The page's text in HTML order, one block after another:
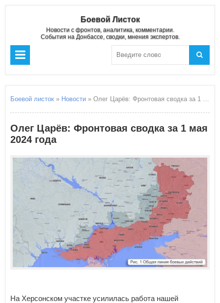
Боевой Листок
Новости с фронтов, аналитика, комментарии.
События на Донбассе, сводки, мнения экспертов.
Боевой листок » Новости » Олег Царёв: Фронтовая сводка за 1 мая 2024 года
Олег Царёв: Фронтовая сводка за 1 мая
2024 года
На Херсонском участке усилилась работа нашей